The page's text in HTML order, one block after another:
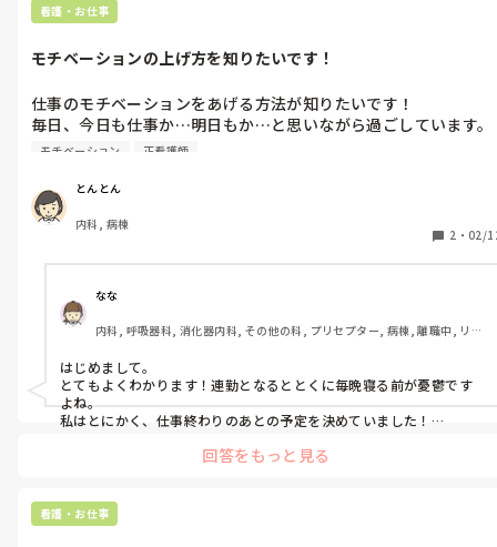
直接聞いて下さい」と割り切って返事しています。
ない状態なので、割りきらないと看護師だけが時間外がとなり上か
看護・お仕事
モチベーションの上げ方を知りたいです！
仕事のモチベーションをあげる方法が知りたいです！
毎日、今日も仕事か…明日もか…と思いながら過ごしています。
仕事に来てしまえばあっという間なので良いのですが、それまで
モチベーションが少しでも上がる工夫が知りたいです！
モチベーション 正看護師
とんとん
内科, 病棟
2 ・ 02/
なな
内科, 呼吸器科, 消化器内科, その他の科, プリセプター, 病棟, 離職中, リー
はじめまして。
とてもよくわかります！連勤となるととくに毎晩寝る前が憂鬱です
よね。
私はとにかく、仕事終わりのあとの予定を決めていました！
たらテレビで録画してる続きを見よう、連勤頑張ったら休日に買い
きなことが控えていると考えると、むしろ仕事早く始まってほし
い！となっていました。
回答をもっと見る
看護・お仕事